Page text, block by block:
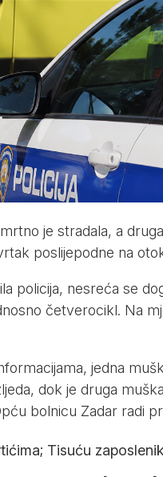
je stradala, a
poslijepodne na
policija, nesreća se
četverocikl. Na
jedna
dok je druga
bolnicu Zadar radi
Tisuću